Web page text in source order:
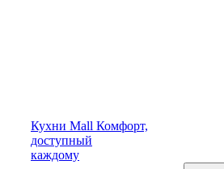
Кухни Mall Комфорт,
доступный
каждому